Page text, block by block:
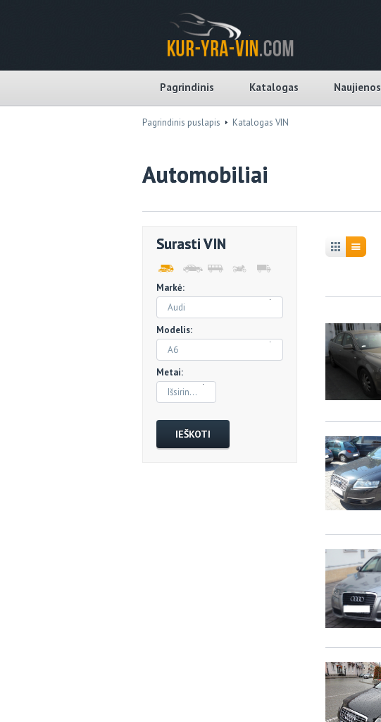
Pagrindinis Katalogas Naujienos
Pagrindinis puslapis Katalogas VIN
Automobiliai
Surasti VIN
Markė:
Audi
Modelis:
A6
Metai:
Išsirinkti